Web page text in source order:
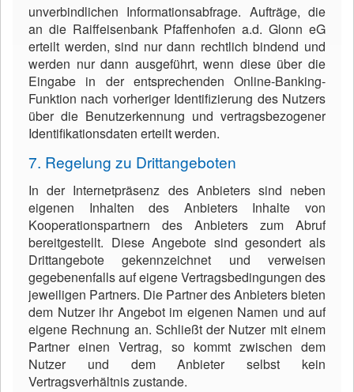
unverbindlichen Informationsabfrage. Aufträge, die
an die Raiffeisenbank Pfaffenhofen a.d. Glonn eG
erteilt werden, sind nur dann rechtlich bindend und
werden nur dann ausgeführt, wenn diese über die
Eingabe in der entsprechenden Online-Banking-
Funktion nach vorheriger Identifizierung des Nutzers
über die Benutzerkennung und vertragsbezogener
Identifikationsdaten erteilt werden.
7. Regelung zu Drittangeboten
In der Internetpräsenz des Anbieters sind neben
eigenen Inhalten des Anbieters Inhalte von
Kooperationspartnern des Anbieters zum Abruf
bereitgestellt. Diese Angebote sind gesondert als
Drittangebote gekennzeichnet und verweisen
gegebenenfalls auf eigene Vertragsbedingungen des
jeweiligen Partners. Die Partner des Anbieters bieten
dem Nutzer ihr Angebot im eigenen Namen und auf
eigene Rechnung an. Schließt der Nutzer mit einem
Partner einen Vertrag, so kommt zwischen dem
Nutzer und dem Anbieter selbst kein
Vertragsverhältnis zustande.